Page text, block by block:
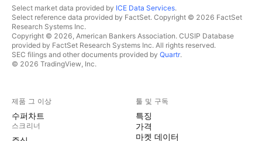
Select market data provided by ICE Data Services.
Select reference data provided by FactSet. Copyright © 2026 FactSet
Research Systems Inc.
Copyright © 2026, American Bankers Association. CUSIP Database
provided by FactSet Research Systems Inc. All rights reserved.
SEC filings and other documents provided by Quartr.
© 2026 TradingView, Inc.
제품 그 이상
수퍼차트
스크리너
툴 및 구독
특징
가격
마켓 데이터